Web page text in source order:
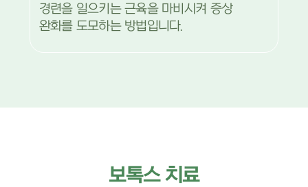
경련을 일으키는 근육을 마비시켜 증상
완화를 도모하는 방법입니다.
보톡스 치료